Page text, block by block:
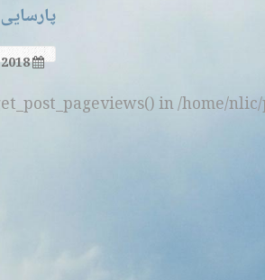
Sunday 23 September 2018
in /